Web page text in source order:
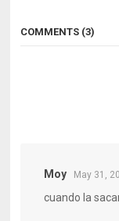
COMMENTS (3)
Moy May 31,
cuando la